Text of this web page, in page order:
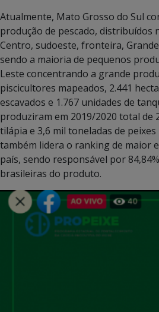
Atualmente, Mato Grosso do Sul
produção de pescado, distribuídos
Centro, sudoeste, fronteira,
sendo a maioria de pequenos
Leste concentrando a grande
piscicultores mapeados, 2.441
escavados e 1.767 unidades de
produziram em 2019/2020 total de
tilápia e 3,6 mil toneladas de peixes
também lidera o ranking de maior
país, sendo responsável por
brasileiras do produto.